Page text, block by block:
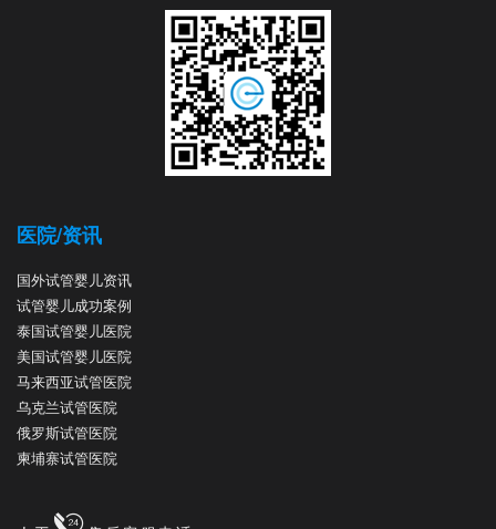
医院/资讯
国外试管婴儿资讯
试管婴儿成功案例
泰国试管婴儿医院
美国试管婴儿医院
马来西亚试管医院
乌克兰试管医院
俄罗斯试管医院
柬埔寨试管医院